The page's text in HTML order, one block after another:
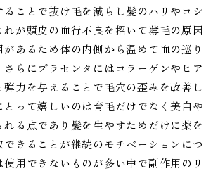
ことで抜け毛を減らし髪のハリやコシ
が頭皮の血行不良を招いて薄毛の原因
あるため体の内側から温めて血の巡り
らにプラセンタにはコラーゲンやヒア
力を与えることで毛穴の歪みを改善し
って嬉しいのは育毛だけでなく美白や
る点であり髪を生やすためだけに薬を
きることが継続のモチベーションにつ
用できないものが多い中で副作用のリ